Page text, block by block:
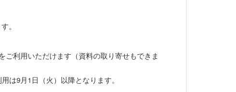
。
ご利用いただけます（資料の取り寄せもできま
は9月1日（火）以降となります。